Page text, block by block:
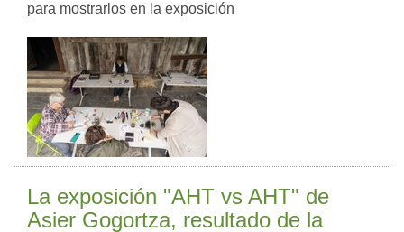
para mostrarlos en la exposición
La exposición "AHT vs AHT" de
Asier Gogortza, resultado de la